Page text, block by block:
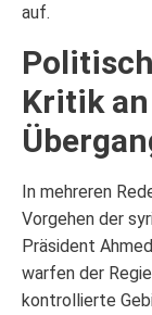
auf.
Kritik
In mehreren
Vorgehen der
Präsident
warfen der
kontrollierte